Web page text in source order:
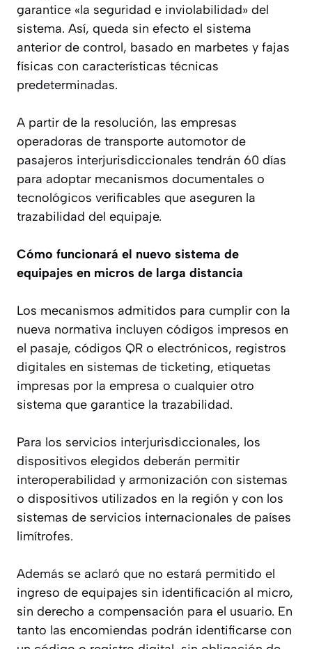
garantice «la seguridad e inviolabilidad» del
sistema. Así, queda sin efecto el sistema
anterior de control, basado en marbetes y fajas
físicas con características técnicas
predeterminadas.
A partir de la resolución, las empresas
operadoras de transporte automotor de
pasajeros interjurisdiccionales tendrán 60 días
para adoptar mecanismos documentales o
tecnológicos verificables que aseguren la
trazabilidad del equipaje.
Cómo funcionará el nuevo sistema de
equipajes en micros de larga distancia
Los mecanismos admitidos para cumplir con la
nueva normativa incluyen códigos impresos en
el pasaje, códigos QR o electrónicos, registros
digitales en sistemas de ticketing, etiquetas
impresas por la empresa o cualquier otro
sistema que garantice la trazabilidad.
Para los servicios interjurisdiccionales, los
dispositivos elegidos deberán permitir
interoperabilidad y armonización con sistemas
o dispositivos utilizados en la región y con los
sistemas de servicios internacionales de países
limítrofes.
Además se aclaró que no estará permitido el
ingreso de equipajes sin identificación al micro,
sin derecho a compensación para el usuario. En
tanto las encomiendas podrán identificarse con